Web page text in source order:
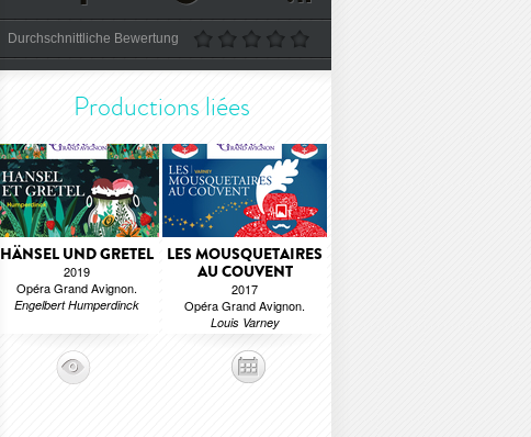
Durchschnittliche Bewertung
Productions liées
HÄNSEL UND GRETEL
2019
Opéra Grand Avignon.
Engelbert Humperdinck
LES MOUSQUETAIRES
AU COUVENT
2017
Opéra Grand Avignon.
Louis Varney